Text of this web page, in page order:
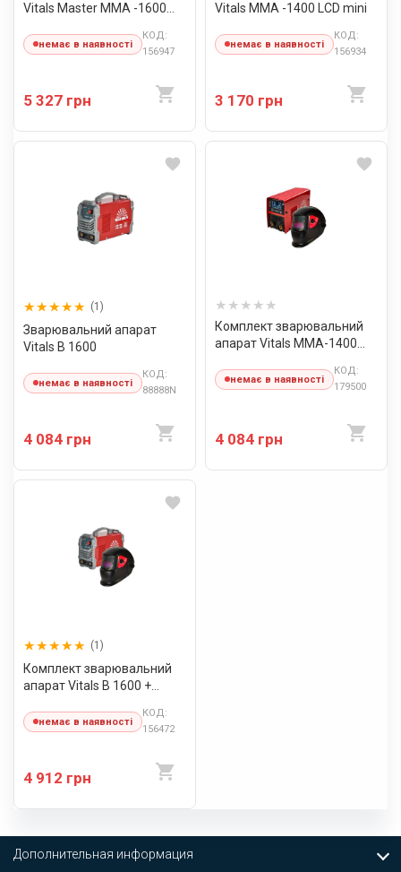
Vitals Master MMA -1600
немає в наявності
КОД:
156947
5 327 грн
Vitals MMA -1400 LCD mini
немає в наявності
КОД:
156934
3 170 грн
(1)
Зварювальний апарат
Vitals B 1600
немає в наявності
КОД:
88888N
4 084 грн
Комплект зварювальний
апарат Vitals MMA-1400
зварювальника Vitals 1500
(1+1)
немає в наявності
КОД:
179500
4 084 грн
(1)
Комплект зварювальний
апарат Vitals B 1600 +
немає в наявності
КОД:
156472
4 912 грн
Дополнительная информация